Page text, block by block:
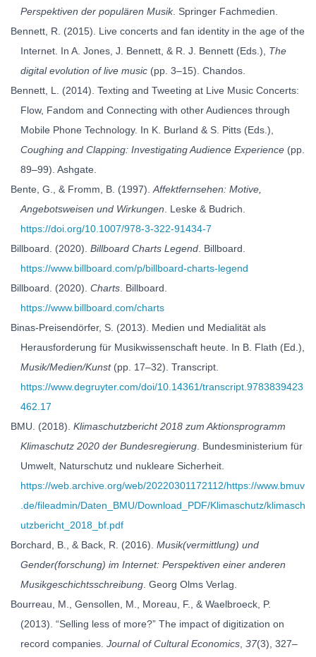
Perspektiven der populären Musik. Springer Fachmedien.
Bennett, R. (2015). Live concerts and fan identity in the age of the
Internet. In A. Jones, J. Bennett, & R. J. Bennett (Eds.), The
digital evolution of live music (pp. 3–15). Chandos.
Bennett, L. (2014). Texting and Tweeting at Live Music Concerts:
Flow, Fandom and Connecting with other Audiences through
Mobile Phone Technology. In K. Burland & S. Pitts (Eds.),
Coughing and Clapping: Investigating Audience Experience (pp.
89–99). Ashgate.
Bente, G., & Fromm, B. (1997). Affektfernsehen: Motive,
Angebotsweisen und Wirkungen . Leske & Budrich.
https://doi.org/10.1007/978-3-322-91434-7
Billboard. (2020). Billboard Charts Legend . Billboard.
https://www.billboard.com/p/billboard-charts-legend
Billboard. (2020). Charts . Billboard.
https://www.billboard.com/charts
Binas-Preisendörfer, S. (2013). Medien und Medialität als
Herausforderung für Musikwissenschaft heute. In B. Flath (Ed.),
Musik/Medien/Kunst(pp. 17–32). Transcript.
https://www.degruyter.com/doi/10.14361/transcript.9783839423
462.17
BMU. (2018). Klimaschutzbericht 2018 zum Aktionsprogramm
Klimaschutz 2020 der Bundesregierung . Bundesministerium für
Umwelt, Naturschutz und nukleare Sicherheit.
https://web.archive.org/web/20220301172112/https://www.bmuv
.de/fileadmin/Daten_BMU/Download_PDF/Klimaschutz/klimasch
utzbericht_2018_bf.pdf
Borchard, B., & Back, R. (2016). Musik(vermittlung) und
Gender(forschung) im Internet: Perspektiven einer anderen
Musikgeschichtsschreibung . Georg Olms Verlag.
Bourreau, M., Gensollen, M., Moreau, F., & Waelbroeck, P.
(2013). “Selling less of more?” The impact of digitization on
record companies. Journal of Cultural Economics 37(3), 327–